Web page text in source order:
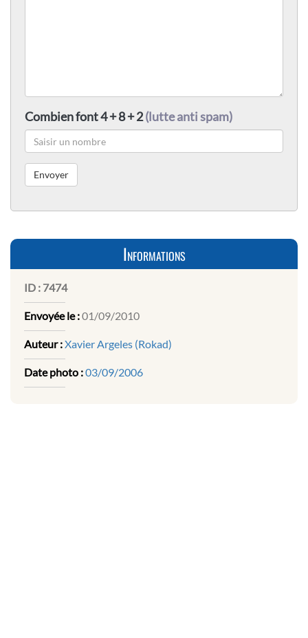
Combien font 4 + 8 + 2(lutte anti spam)
Informations
ID : 7474
Envoyée le :01/09/2010
Auteur :Xavier Argeles (Rokad)
Date photo :03/09/2006